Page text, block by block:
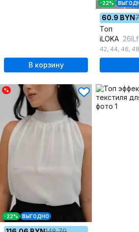
В корзину
-22%
60.9 BYN
Топ
iLOKA
42, 44, 46, 48
%
-22% ВЫГОДНО